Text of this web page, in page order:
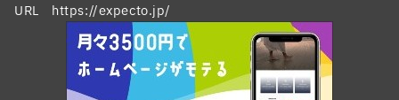
URL https://expecto.jp/